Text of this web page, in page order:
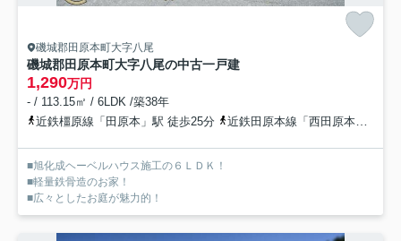
磯城郡田原本町大字八尾
磯城郡田原本町大字八尾の中古一戸建
1,290万円
- / 113.15㎡ / 6LDK /築38年
近鉄橿原線「田原本」駅 徒歩25分
近鉄田原本線「西田原本」駅 徒歩25分
■旭化成ヘーベルハウス施工の６ＬＤＫ！
■軽量鉄骨造のお家！
■広々としたお庭が魅力的！